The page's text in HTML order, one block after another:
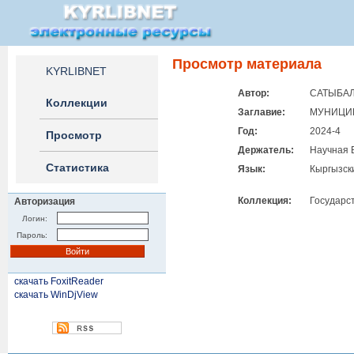
KYRLIBNET
Коллекции
Просмотр
Статистика
Авторизация
Логин:
Пароль:
скачать FoxitReader
скачать WinDjView
Просмотр материала
Автор:
Заглавие:
Год:
2024-4
Держатель:
Научная
Язык:
Коллекция: